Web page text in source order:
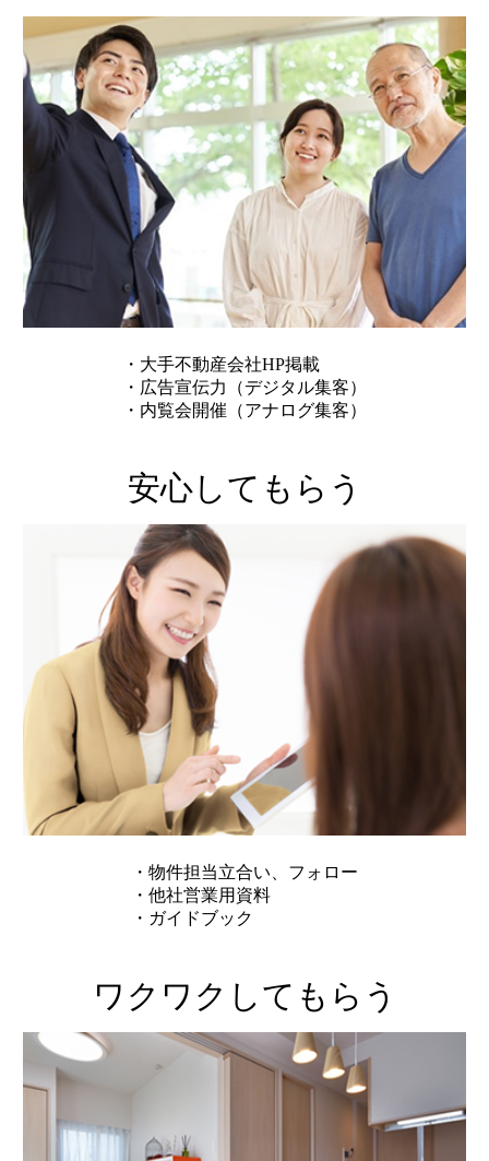
・大手不動産会社HP掲載
・広告宣伝力（デジタル集客）
・内覧会開催（アナログ集客）
安心してもらう
・物件担当立合い、フォロー
・他社営業用資料
・ガイドブック
ワクワクしてもらう